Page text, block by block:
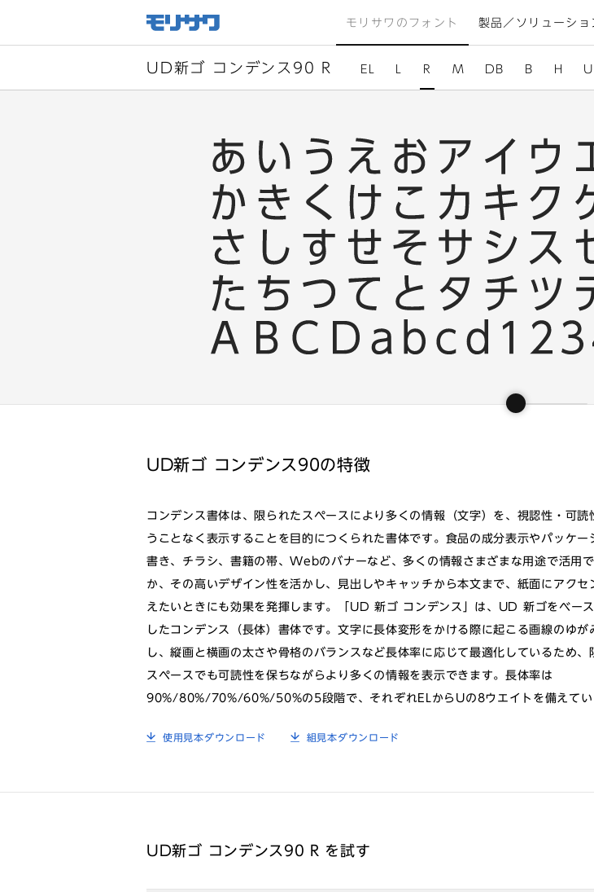
モリサワのフォント 製品／ソリューショ
UD新ゴ コンデンス90 R EL R M DB B H U
UD新ゴ コンデンス90の特徴
コンデンス書体は、限られたスペースにより多くの情報（文字）を、視認性・可読
うことなく表示することを目的につくられた書体です。食品の成分表示やパッケー
書き、チラシ、書籍の帯、Webのバナーなど、多くの情報さまざまな用途で活用
か、その高いデザイン性を活かし、見出しやキャッチから本文まで、紙面にアクセ
えたいときにも効果を発揮します。「UD 新ゴ コンデンス」は、UD 新ゴをベー
したコンデンス（長体）書体です。文字に長体変形をかける際に起こる画線のゆが
し、縦画と横画の太さや骨格のバランスなど長体率に応じて最適化しているため、
スペースでも可読性を保ちながらより多くの情報を表示できます。長体率は
90%/80%/70%/60%/50%の5段階で、それぞれELからUの8ウエイトを備えてい
使用見本ダウンロード 組見本ダウンロード
UD新ゴ コンデンス90 R を試す